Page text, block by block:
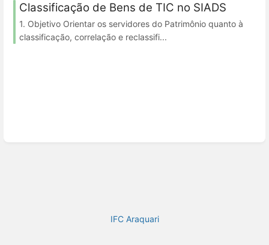
Classificação de Bens de TIC no SIADS
1. Objetivo Orientar os servidores do Patrimônio quanto à
classificação, correlação e reclassifi...
IFC Araquari